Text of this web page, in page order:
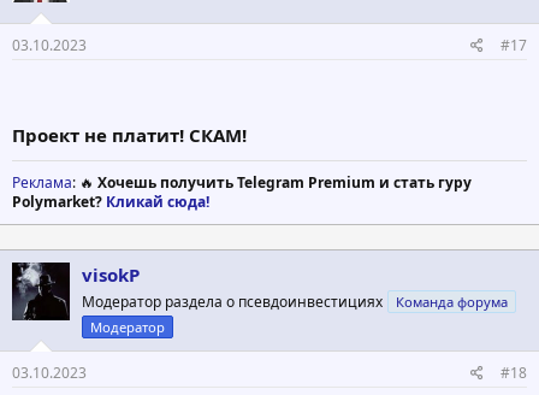
03.10.2023 #17
Проект не платит! СКАМ!
Реклама: 🔥 Хочешь получить Telegram Premium и стать гуру
Polymarket? Кликай сюда!
visokP
Модератор раздела о псевдоинвестициях
Команда форума
Модератор
03.10.2023 #18